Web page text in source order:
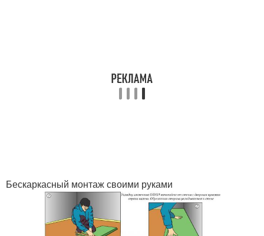
Бескаркасный монтаж своими руками